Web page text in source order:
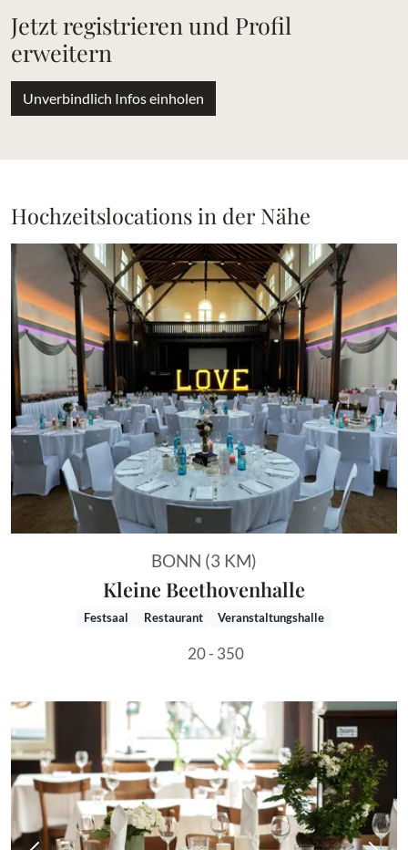
Jetzt registrieren und Profil
erweitern
Unverbindlich Infos einholen
Hochzeitslocations in der Nähe
BONN (3 KM)
Kleine Beethovenhalle
Festsaal Restaurant Veranstaltungshalle
20 - 350